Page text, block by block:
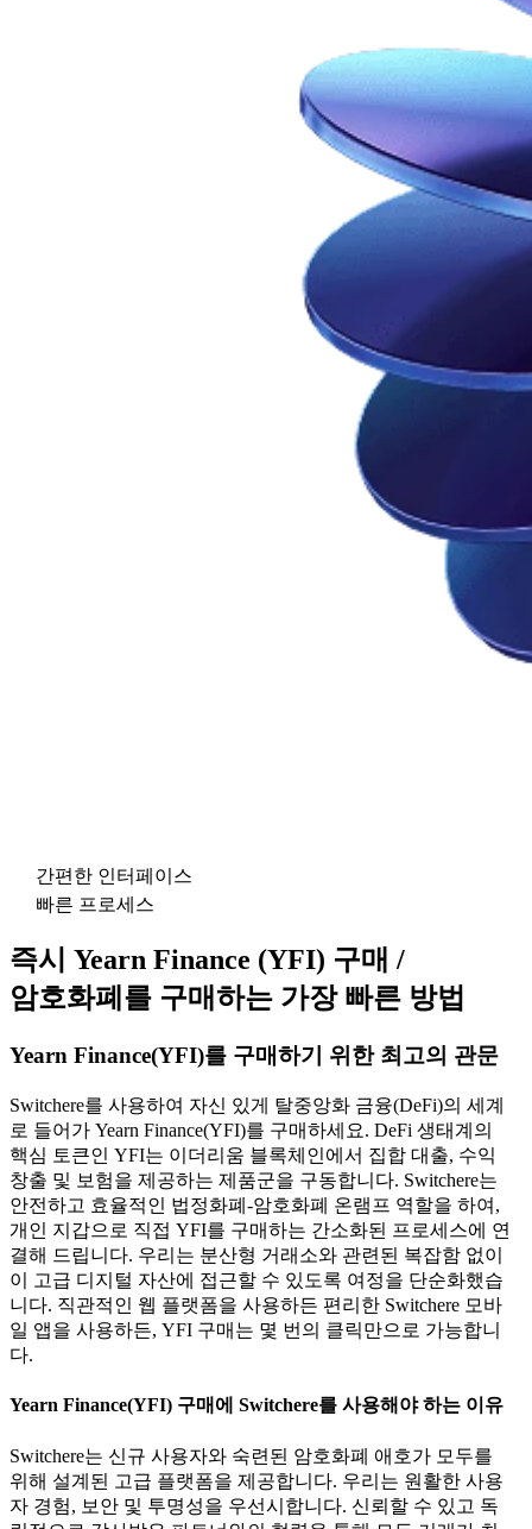
간편한 인터페이스
빠른 프로세스
즉시 Yearn Finance (YFI) 구매 /
암호화폐를 구매하는 가장 빠른 방법
Yearn Finance(YFI)를 구매하기 위한 최고의 관문
Switchere를 사용하여 자신 있게 탈중앙화 금융(DeFi)의 세계
로 들어가 Yearn Finance(YFI)를 구매하세요. DeFi 생태계의
핵심 토큰인 YFI는 이더리움 블록체인에서 집합 대출, 수익
창출 및 보험을 제공하는 제품군을 구동합니다. Switchere는
안전하고 효율적인 법정화폐-암호화폐 온램프 역할을 하여,
개인 지갑으로 직접 YFI를 구매하는 간소화된 프로세스에 연
결해 드립니다. 우리는 분산형 거래소와 관련된 복잡함 없이
이 고급 디지털 자산에 접근할 수 있도록 여정을 단순화했습
니다. 직관적인 웹 플랫폼을 사용하든 편리한 Switchere 모바
일 앱을 사용하든, YFI 구매는 몇 번의 클릭만으로 가능합니
다.
Yearn Finance(YFI) 구매에 Switchere를 사용해야 하는 이유
Switchere는 신규 사용자와 숙련된 암호화폐 애호가 모두를
위해 설계된 고급 플랫폼을 제공합니다. 우리는 원활한 사용
자 경험, 보안 및 투명성을 우선시합니다. 신뢰할 수 있고 독